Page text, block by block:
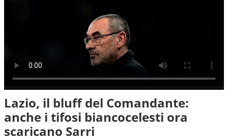
Lazio, il bluff del Comandante:
anche i tifosi biancocelesti ora
scaricano Sarri